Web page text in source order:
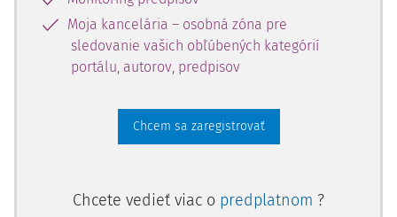
Moja kancelária – osobná zóna pre
sledovanie vašich obľúbených kategórií
portálu, autorov, predpisov
Chcem sa zaregistrovať
Chcete vedieť viac o predplatnom ?